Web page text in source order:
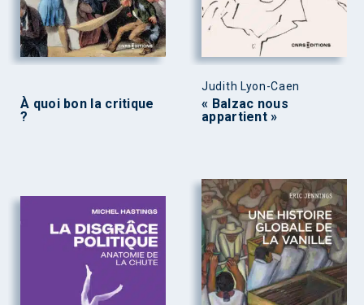
À quoi bon la critique
?
Judith Lyon-Caen
« Balzac nous
appartient »